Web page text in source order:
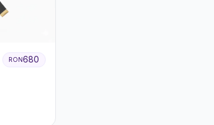
RON680